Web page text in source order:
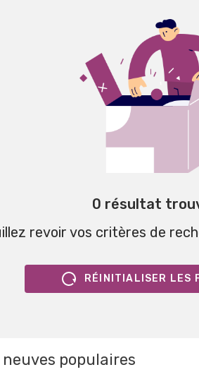
0 résultat
revoir vos critères de
RÉINITIALISER LES
populaires